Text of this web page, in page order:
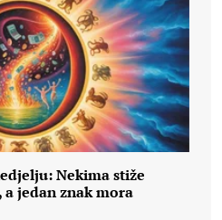
Nekima stiže
jedan znak mora